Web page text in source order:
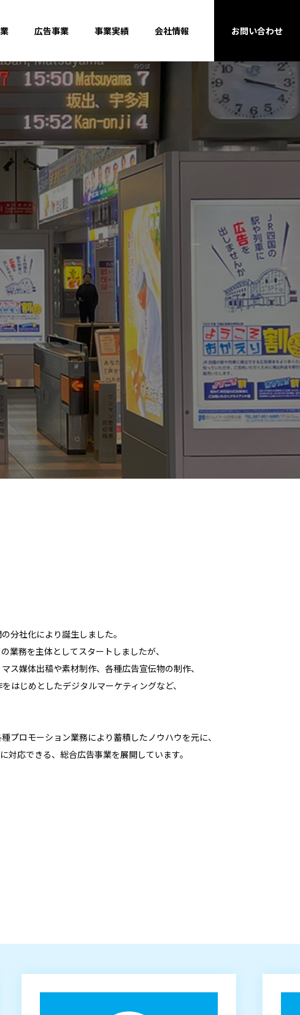
広告事業 事業実績 会社情報 お問い合わせ
分社化により誕生しました。
業務を主体としてスタートしましたが、
ス媒体出稿や素材制作、各種広告宣伝物の制作、
はじめとしたデジタルマーケティングなど、
プロモーション業務により蓄積したノウハウを元に、
対応できる、総合広告事業を展開しています。